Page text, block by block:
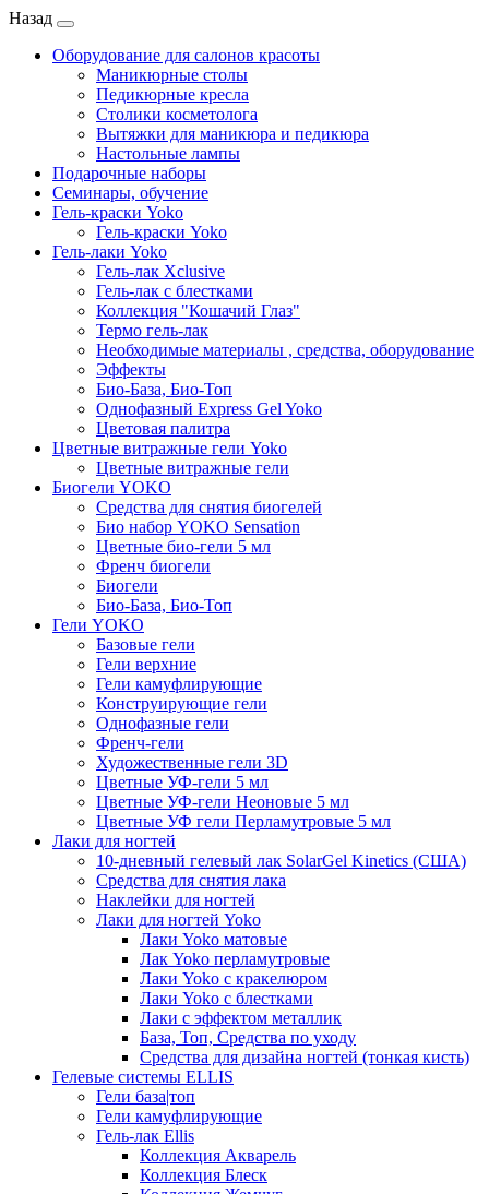
Назад
Оборудование для салонов красоты
Маникюрные столы
Педикюрные кресла
Столики косметолога
Вытяжки для маникюра и педикюра
Настольные лампы
Подарочные наборы
Семинары, обучение
Гель-краски Yoko
Гель-краски Yoko
Гель-лаки Yoko
Гель-лак Xclusive
Гель-лак с блестками
Коллекция "Кошачий Глаз"
Термо гель-лак
Необходимые материалы , средства, оборудование
Эффекты
Био-База, Био-Топ
Однофазный Express Gel Yoko
Цветовая палитра
Цветные витражные гели Yoko
Цветные витражные гели
Биогели YOKO
Средства для снятия биогелей
Био набор YOKO Sensation
Цветные био-гели 5 мл
Френч биогели
Биогели
Био-База, Био-Топ
Гели YOKO
Базовые гели
Гели верхние
Гели камуфлирующие
Конструирующие гели
Однофазные гели
Френч-гели
Художественные гели 3D
Цветные УФ-гели 5 мл
Цветные УФ-гели Неоновые 5 мл
Цветные УФ гели Перламутровые 5 мл
Лаки для ногтей
10-дневный гелевый лак SolarGel Kinetics (США)
Средства для снятия лака
Наклейки для ногтей
Лаки для ногтей Yoko
Лаки Yoko матовые
Лак Yoko перламутровые
Лаки Yoko с кракелюром
Лаки Yoko с блестками
Лаки с эффектом металлик
База, Топ, Средства по уходу
Средства для дизайна ногтей (тонкая кисть)
Гелевые системы ELLIS
Гели база|топ
Гели камуфлирующие
Гель-лак Ellis
Коллекция Акварель
Коллекция Блеск